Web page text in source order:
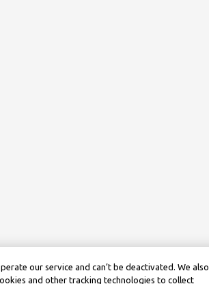
our service and can’t be deactivated. We also
and other tracking technologies to collect